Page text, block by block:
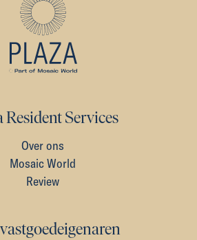
Resident Services
Over ons
Mosaic World
Review